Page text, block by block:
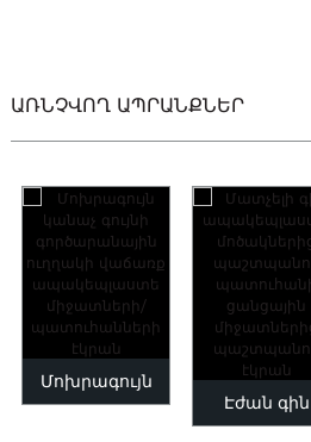
ԱՌՆՉՎՈՂ ԱՊՐԱՆՔՆԵՐ
Մոխրագույն
Էժան գին